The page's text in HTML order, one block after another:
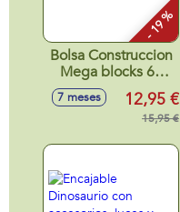
- 19 %
Bolsa Construccion
Mega blocks 60
Piezas Rosa
7 meses 12,95 €
15,95 €